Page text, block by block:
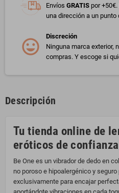
Envíos GRATIS por
una dirección a un punto
Discreción
Ninguna marca exterior,
compras. Y escoge si
Descripción
Tu tienda online de
eróticos de confianza
Be One es un vibrador de dedo en
no poroso e hipoalergénico y
exclusivamente para encajar